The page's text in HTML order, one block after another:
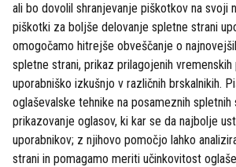
ali bo dovolil shranjevanje piškotkov na svoji
piškotki za boljše delovanje spletne strani
omogočamo hitrejše obveščanje o
spletne strani, prikaz prilagojenih
uporabniško izkušnjo v različnih brskalnikih.
oglaševalske tehnike na posameznih
prikazovanje oglasov, ki kar se da najbolje
uporabnikov; z njihovo pomočjo lahko
strani in pomagamo meriti učinkovitost